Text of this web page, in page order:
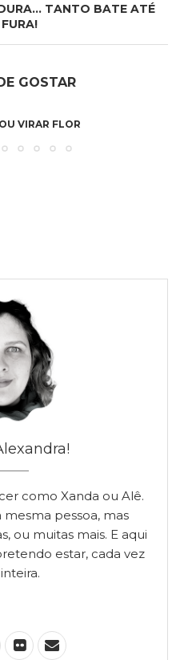
TANTO BATE ATÉ
GOSTAR
VIRAR FLOR
como Xanda ou Alê.
pessoa, mas
ou muitas mais. E aqui
estar, cada vez